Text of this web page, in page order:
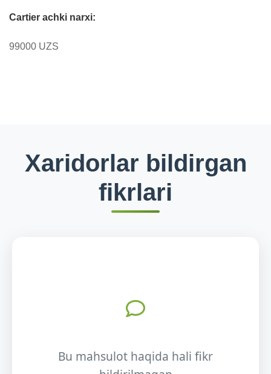
Cartier achki narxi:
99000 UZS
Xaridorlar bildirgan
fikrlari
Bu mahsulot haqida hali fikr